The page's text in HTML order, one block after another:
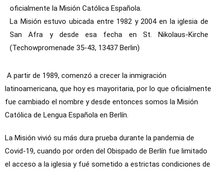
oficialmente la Misión Católica Española.
La Misión estuvo ubicada entre 1982 y 2004 en la iglesia de
San Afra y desde esa fecha en St. Nikolaus-Kirche
(Techowpromenade 35-43, 13437 Berlin)
A partir de 1989, comenzó a crecer la inmigración
latinoamericana, que hoy es mayoritaria, por lo que oficialmente
fue cambiado el nombre y desde entonces somos la Misión
Católica de Lengua Española en Berlín.
La Misión vivió su más dura prueba durante la pandemia de
Covid-19, cuando por orden del Obispado de Berlín fue limitado
el acceso a la iglesia y fué sometido a estrictas condiciones de